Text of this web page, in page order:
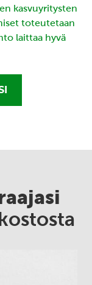
kasvuyritysten
toteutetaan
laittaa hyvä